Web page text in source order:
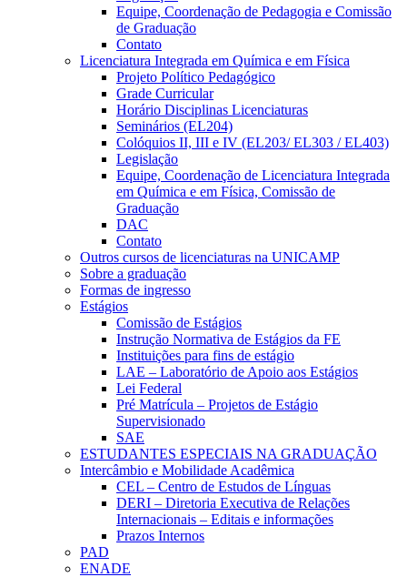
Equipe, Coordenação de Pedagogia e Comissão
de Graduação
Contato
Licenciatura Integrada em Química e em Física
Projeto Político Pedagógico
Grade Curricular
Horário Disciplinas Licenciaturas
Seminários (EL204)
Colóquios II, III e IV (EL203/ EL303 / EL403)
Legislação
Equipe, Coordenação de Licenciatura Integrada
em Química e em Física, Comissão de
Graduação
DAC
Contato
Outros cursos de licenciaturas na UNICAMP
Sobre a graduação
Formas de ingresso
Estágios
Comissão de Estágios
Instrução Normativa de Estágios da FE
Instituições para fins de estágio
LAE – Laboratório de Apoio aos Estágios
Lei Federal
Pré Matrícula – Projetos de Estágio
Supervisionado
SAE
ESTUDANTES ESPECIAIS NA GRADUAÇÃO
Intercâmbio e Mobilidade Acadêmica
CEL – Centro de Estudos de Línguas
DERI – Diretoria Executiva de Relações
Internacionais – Editais e informações
Prazos Internos
PAD
ENADE